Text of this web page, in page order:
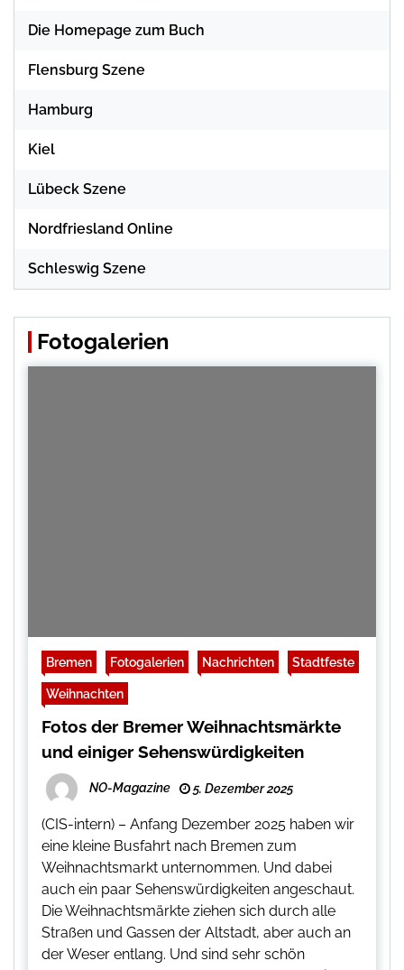
Die Homepage zum Buch
Flensburg Szene
Hamburg
Kiel
Lübeck Szene
Nordfriesland Online
Schleswig Szene
Fotogalerien
Bremen Fotogalerien Nachrichten Stadtfeste
Weihnachten
Fotos der Bremer Weihnachtsmärkte
und einiger Sehenswürdigkeiten
NO-Magazine 5. Dezember 2025
(CIS-intern) – Anfang Dezember 2025 haben wir
eine kleine Busfahrt nach Bremen zum
Weihnachtsmarkt unternommen. Und dabei
auch ein paar Sehenswürdigkeiten angeschaut.
Die Weihnachtsmärkte ziehen sich durch alle
Straßen und Gassen der Altstadt, aber auch an
der Weser entlang. Und sind sehr schön